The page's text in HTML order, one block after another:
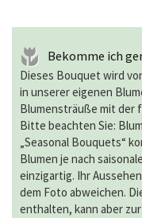
Bekomme ich
Dieses Bouquet wird
in unserer eigenen
Blumensträuße mit der
Bitte beachten Sie:
„Seasonal Bouquets“
Blumen je nach
einzigartig. Ihr
dem Foto abweichen.
enthalten, kann aber